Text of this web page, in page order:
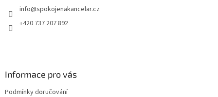
info@spokojenakancelar.cz
+420 737 207 892
Informace pro vás
Podmínky doručování